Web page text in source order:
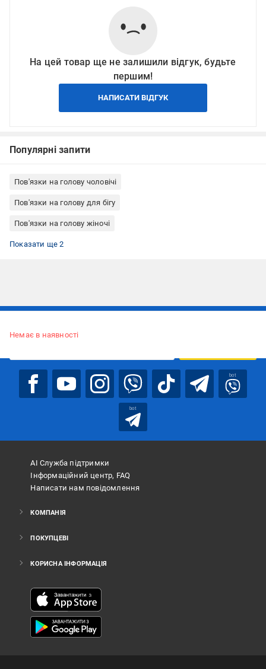
На цей товар ще не залишили відгук, будьте
першим!
НАПИСАТИ ВІДГУК
Популярні запити
Пов'язки на голову чоловічі
Пов'язки на голову для бігу
Пов'язки на голову жіночі
Чорні пов'язки на голову
Широкі пов'язки на голову
Показати ще 2
Немає в наявності
bot
bot
АІ Служба підтримки
Інформаційний центр, FAQ
Написати нам повідомлення
КОМПАНІЯ
ПОКУПЦЕВІ
КОРИСНА ІНФОРМАЦІЯ